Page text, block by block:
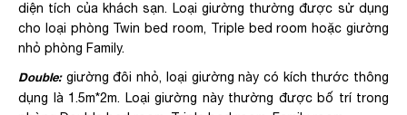
diện tích của khách sạn. Loại giường thường được sử dụng
cho loại phòng Twin bed room, Triple bed room hoặc giường
nhỏ phòng Family.
Double: giường đôi nhỏ, loại giường này có kích thước thông
dụng là 1.5m*2m. Loại giường này thường được bố trí trong